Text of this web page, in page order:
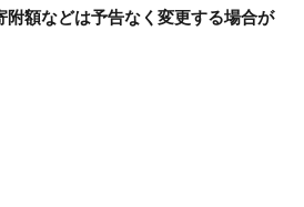
額などは予告なく変更する場合が